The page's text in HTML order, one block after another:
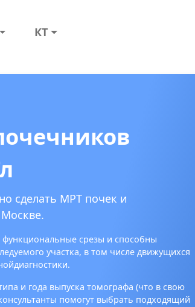
КТ
сделать МРТ почек и
функциональные срезы и способны
участка, в том числе движущихся
и года выпуска томографа (что в свою
помогут выбрать подходящий